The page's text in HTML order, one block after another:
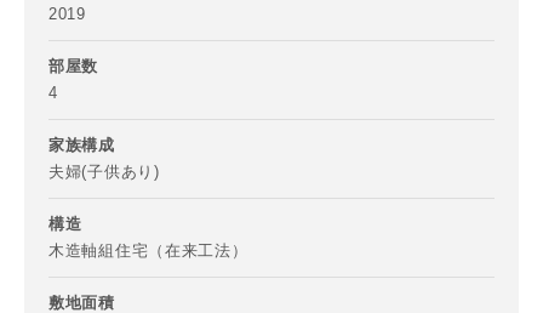
2019
部屋数
4
家族構成
夫婦(子供あり)
構造
木造軸組住宅（在来工法）
敷地面積
お名前